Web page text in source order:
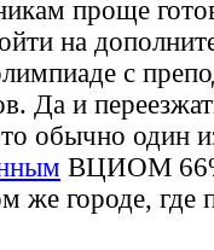
проще
на
с
Да и
обычно один
ВЦИОМ
же городе, где